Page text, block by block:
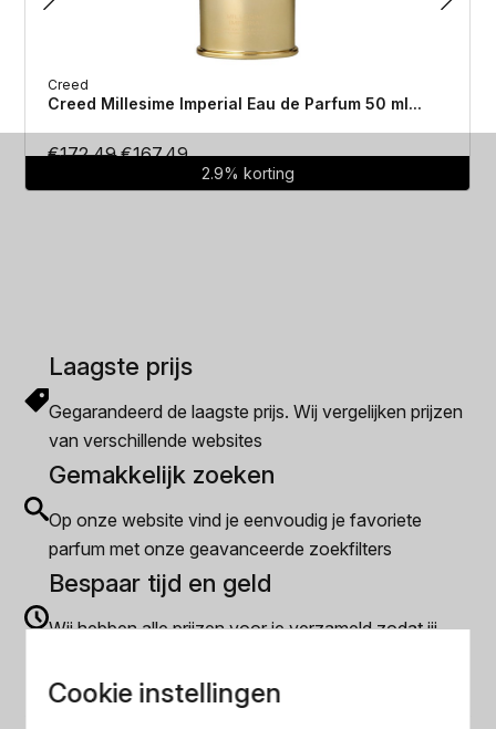
Creed
Creed Millesime Imperial Eau de Parfum 50 ml...
€172.49Oorspronkelijke
€167.49Huidige
prijs
2.9% korting
Laagste prijs
Gegarandeerd de laagste prijs. Wij vergelijken prijzen
van verschillende websites
Gemakkelijk zoeken
Op onze website vind je eenvoudig je favoriete
parfum met onze geavanceerde zoekfilters
Bespaar tijd en geld
Wij hebben alle prijzen voor je verzameld zodat jij
Cookie instellingen